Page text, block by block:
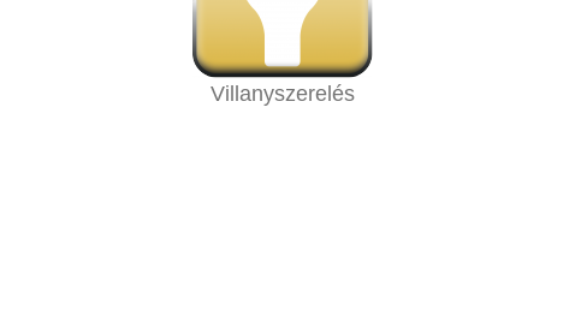
Villanyszerelés